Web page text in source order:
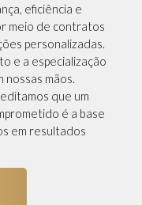
eficiência e
meio de contratos
personalizadas.
e a especialização
nossas mãos.
que um
é a base
em resultados